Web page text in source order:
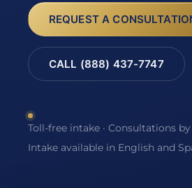
REQUEST A
CALL (888) 437-7747
Toll-free intake · Consultations
Intake available in English and